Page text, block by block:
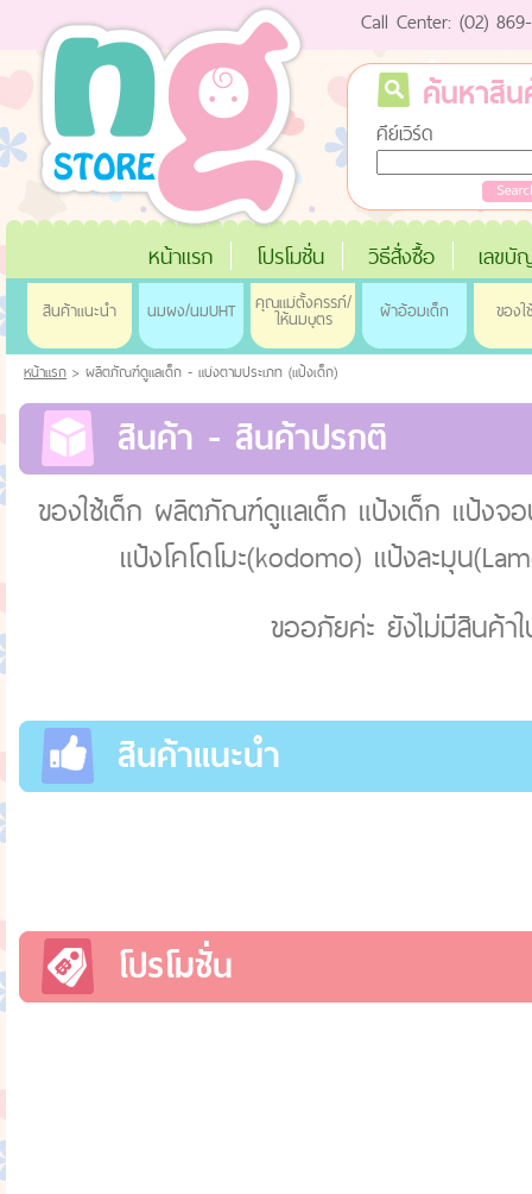
Call Center: (02)
ค้นหาสิน
คีย์เวิร์ด
หน้าแรก โปรโมชั่น วิธีสั่งซื้อ เลขบั
สินค้าแนะนำ นมผง/นมUHT คุณแม่ตั้งครรภ์/
ให้นมบุตร ผ้าอ้อมเด็ก ของใ
หน้าแรก > ผลิตภัณฑ์ดูแลเด็ก - แบ่งตามประเภท (แป้งเด็ก)
สินค้า - สินค้าปรกติ
ของใช้เด็ก ผลิตภัณฑ์ดูแลเด็ก แป้งเด็ก แป้งจ
แป้งโคโดโมะ(kodomo) แป้งละมุน
ขออภัยค่ะ ยังไม่มีสินค้า
สินค้าแนะนำ
โปรโมชั่น